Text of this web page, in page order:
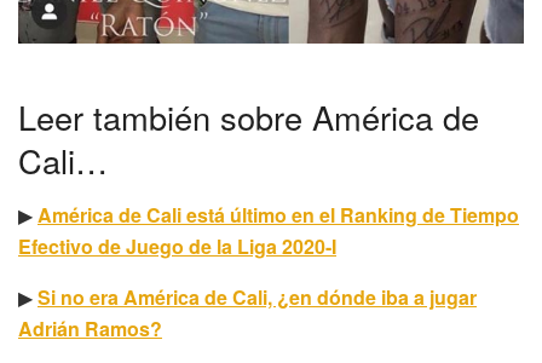
Leer también sobre América de
Cali…
▶América de Cali está último en el Ranking de Tiempo
Efectivo de Juego de la Liga 2020-I
▶Si no era América de Cali, ¿en dónde iba a jugar
Adrián Ramos?